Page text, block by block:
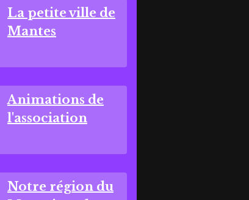
La petite ville de
Mantes
Animations de
l'association
Notre région du